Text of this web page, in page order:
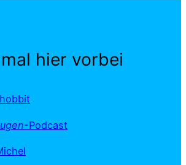
hier vorbei
-Podcast